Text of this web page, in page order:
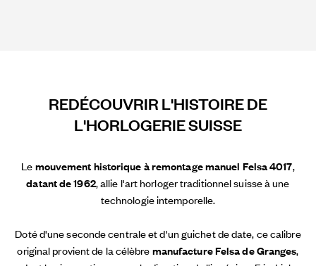
REDÉCOUVRIR L'HISTOIRE DE
L'HORLOGERIE SUISSE
Lemouvement historique à remontage manuel Felsa 4017,
datant de 1962, allie l'art horloger traditionnel suisse à une
technologie intemporelle.
Doté d'une seconde centrale et d'un guichet de date, ce calibre
original provient de la célèbremanufacture Felsa de Granges,